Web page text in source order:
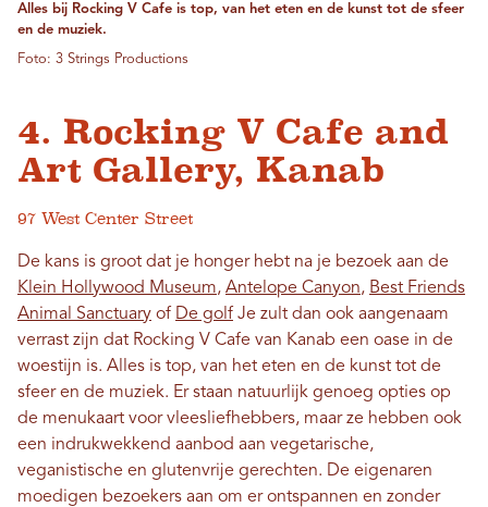
Alles bij Rocking V Cafe is top, van het eten en de kunst tot de sfeer
en de muziek.
Foto: 3 Strings Productions
4. Rocking V Cafe and
Art Gallery, Kanab
97 West Center Street
De kans is groot dat je honger hebt na je bezoek aan de
Klein Hollywood Museum, Antelope Canyon, Best Friends
Animal Sanctuary of De golf Je zult dan ook aangenaam
verrast zijn dat Rocking V Cafe van Kanab een oase in de
woestijn is. Alles is top, van het eten en de kunst tot de
sfeer en de muziek. Er staan ​​natuurlijk genoeg opties op
de menukaart voor vleesliefhebbers, maar ze hebben ook
een indrukwekkend aanbod aan vegetarische,
veganistische en glutenvrije gerechten. De eigenaren
moedigen bezoekers aan om er ontspannen en zonder